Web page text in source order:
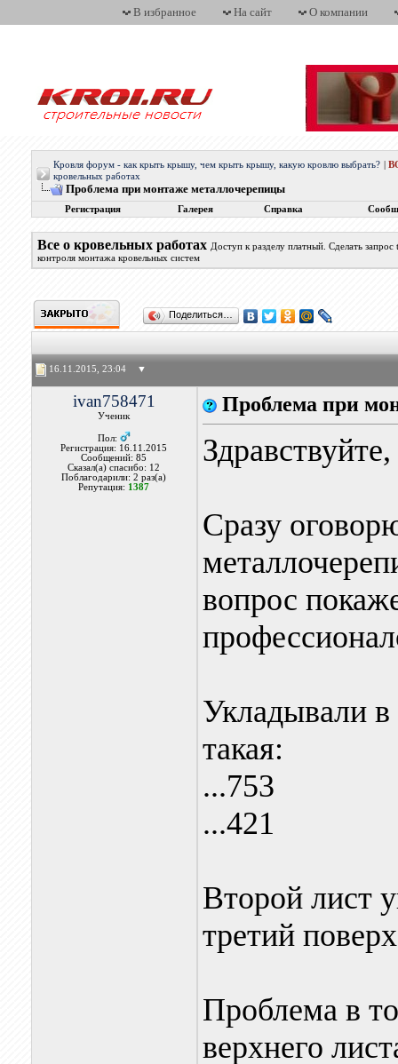
В избранное На сайт О компании
Кровля форум - как крыть крышу, чем крыть крышу, какую кровлю выбрать?
кровельных работах
Проблема при монтаже металлочерепицы
Регистрация Галерея Справка
Все о кровельных работах Доступ к разделу платный. Сделать
контроля монтажа кровельных систем
Поделиться…
16.11.2015, 23:04 ▼
ivan758471
Ученик
Пол:
Регистрация: 16.11.2015
Сообщений: 85
Сказал(а) спасибо: 12
Поблагодарили: 2 раз(а)
Репутация: 1387
Проблема при
Здравствуйте,
Сразу
вопрос
Укладывали в
такая:
...753
...421
Второй лист
третий
Проблема в
верхнего